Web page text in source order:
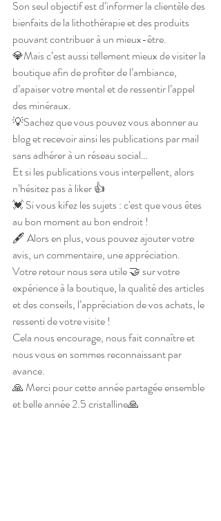
Son seul objectif est d’informer la clientèle des
bienfaits de la lithothérapie et des produits
pouvant contribuer à un mieux-être.
💎Mais c’est aussi tellement mieux de visiter la
boutique afin de profiter de l’ambiance,
d’apaiser votre mental et de ressentir l’appel
des minéraux.
💡Sachez que vous pouvez vous abonner au
blog et recevoir ainsi les publications par mail
sans adhérer à un réseau social…
Et si les publications vous interpellent, alors
n’hésitez pas à liker 👍
💓 Si vous kifez les sujets : c'est que vous êtes
au bon moment au bon endroit !
🖋 Alors en plus, vous pouvez ajouter votre
avis, un commentaire, une appréciation.
Votre retour nous sera utile 🤝 sur votre
expérience à la boutique, la qualité des articles
et des conseils, l’appréciation de vos achats, le
ressenti de votre visite !
Cela nous encourage, nous fait connaître et
nous vous en sommes reconnaissant par
avance.
🙏 Merci pour cette année partagée ensemble
et belle année 2.5 cristalline🙏